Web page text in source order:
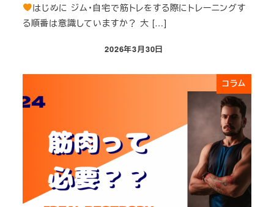
はじめに ジム・自宅で筋トレをする際にトレーニングす
る順番は意識していますか？ 大 […]
投稿日
2026年3月30日
コラム